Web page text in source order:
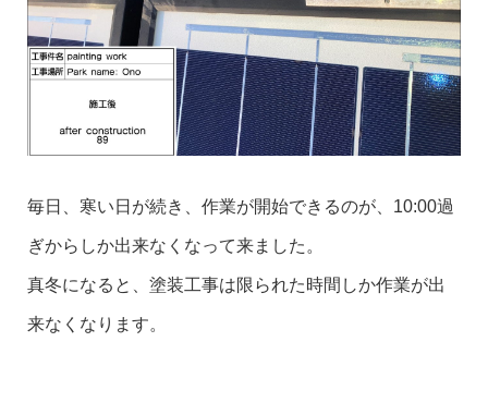
毎日、寒い日が続き、作業が開始できるのが、10:00過
ぎからしか出来なくなって来ました。
真冬になると、塗装工事は限られた時間しか作業が出
来なくなります。